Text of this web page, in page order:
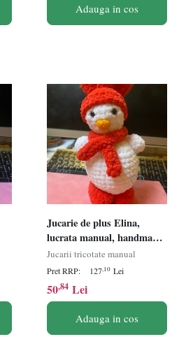
Adauga in cos
Jucarie de plus Elina,
lucrata manual, handmade,
textil, portocaliu/alb, 26 cm
Jucarii tricotate manual
Pret RRP: 127,10 Lei
50,84 Lei
Adauga in cos